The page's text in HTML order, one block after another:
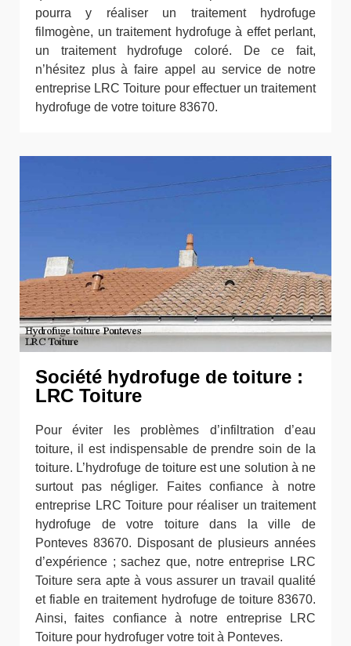
pourra y réaliser un traitement hydrofuge
filmogène, un traitement hydrofuge à effet perlant,
un traitement hydrofuge coloré. De ce fait,
n’hésitez plus à faire appel au service de notre
entreprise LRC Toiture pour effectuer un traitement
hydrofuge de votre toiture 83670.
Société hydrofuge de toiture :
LRC Toiture
Pour éviter les problèmes d’infiltration d’eau
toiture, il est indispensable de prendre soin de la
toiture. L’hydrofuge de toiture est une solution à ne
surtout pas négliger. Faites confiance à notre
entreprise LRC Toiture pour réaliser un traitement
hydrofuge de votre toiture dans la ville de
Ponteves 83670. Disposant de plusieurs années
d’expérience ; sachez que, notre entreprise LRC
Toiture sera apte à vous assurer un travail qualité
et fiable en traitement hydrofuge de toiture 83670.
Ainsi, faites confiance à notre entreprise LRC
Toiture pour hydrofuger votre toit à Ponteves.